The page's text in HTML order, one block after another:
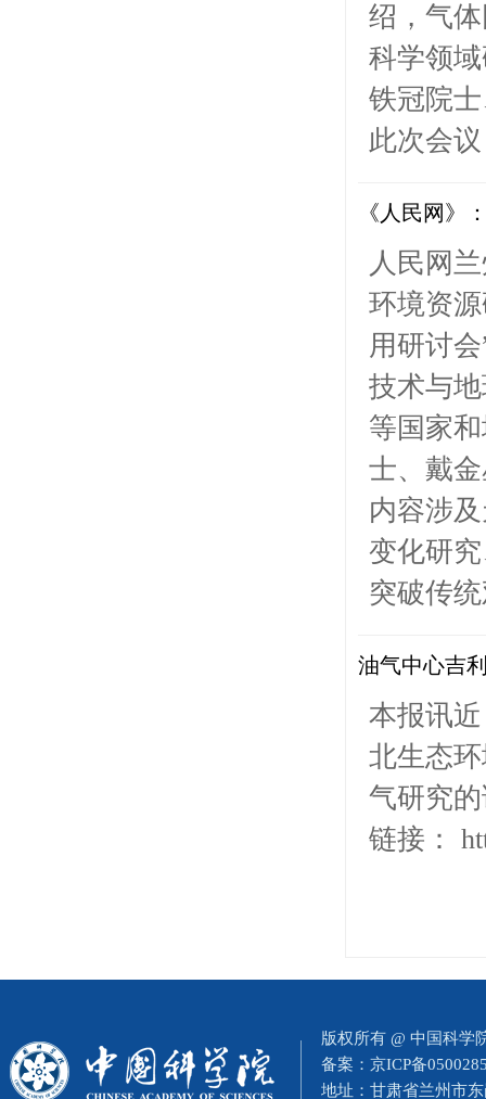
绍，气
科学领
铁冠院
此次会
《人民网》
人民网
环境资
用研讨
技术与
等国家
士、戴
内容涉
变化研
突破传
油气中心吉
本报讯
北生态
气研究
链接：
版权所有 @ 中国科学
备案： 京ICP备
地址：甘肃省兰州市